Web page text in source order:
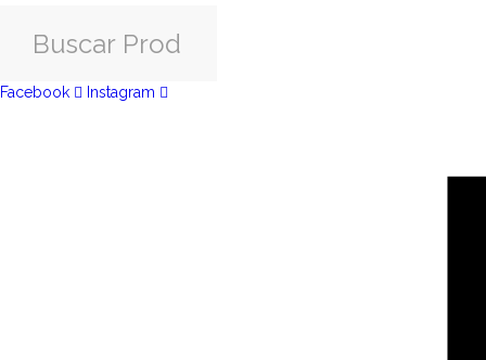
Facebook Instagram